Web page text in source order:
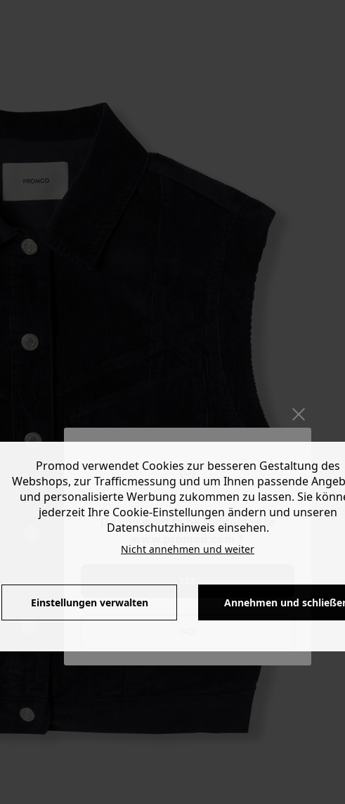
Do you want to be redirected to
Promod verwendet Cookies zur besseren Gestaltung des
Webshops, zur Trafficmessung und um Ihnen passende
und personalisierte Werbung zukommen zu lassen. Sie
jederzeit Ihre Cookie-Einstellungen ändern und unseren
Datenschutzhinweis einsehen.
Nicht annehmen und weiter
Einstellungen verwalten Annehmen und